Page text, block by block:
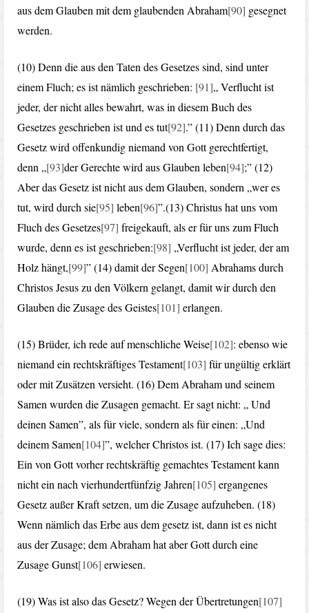
aus dem Glauben mit dem glaubenden Abraham[90] gesegnet
werden.
(10) Denn die aus den Taten des Gesetzes sind, sind unter
einem Fluch; es ist nämlich geschrieben: [91]„ Verflucht ist
jeder, der nicht alles bewahrt, was in diesem Buch des
Gesetzes geschrieben ist und es tut[92].” (11) Denn durch das
Gesetz wird offenkundig niemand von Gott gerechtfertigt,
denn „[93]der Gerechte wird aus Glauben leben[94];” (12)
Aber das Gesetz ist nicht aus dem Glauben, sondern „wer es
tut, wird durch sie[95] leben[96]”.(13) Christus hat uns vom
Fluch des Gesetzes[97] freigekauft, als er für uns zum Fluch
wurde, denn es ist geschrieben:[98] „Verflucht ist jeder, der am
Holz hängt,[99]” (14) damit der Segen[100] Abrahams durch
Christos Jesus zu den Völkern gelangt, damit wir durch den
Glauben die Zusage des Geistes[101] erlangen.
(15) Brüder, ich rede auf menschliche Weise[102]: ebenso wie
niemand ein rechtskräftiges Testament[103] für ungültig erklärt
oder mit Zusätzen versieht. (16) Dem Abraham und seinem
Samen wurden die Zusagen gemacht. Er sagt nicht: „ Und
deinen Samen”, als für viele, sondern als für einen: „Und
deinem Samen[104]”, welcher Christos ist. (17) Ich sage dies:
Ein von Gott vorher rechtskräftig gemachtes Testament kann
nicht ein nach vierhundertfünfzig Jahren[105] ergangenes
Gesetz außer Kraft setzen, um die Zusage aufzuheben. (18)
Wenn nämlich das Erbe aus dem gesetz ist, dann ist es nicht
aus der Zusage; dem Abraham hat aber Gott durch eine
Zusage Gunst[106] erwiesen.
(19) Was ist also das Gesetz? Wegen der Übertretungen[107]